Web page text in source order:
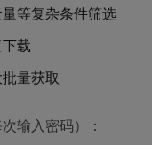
等复杂条件筛选
载
量获取
输入密码）：